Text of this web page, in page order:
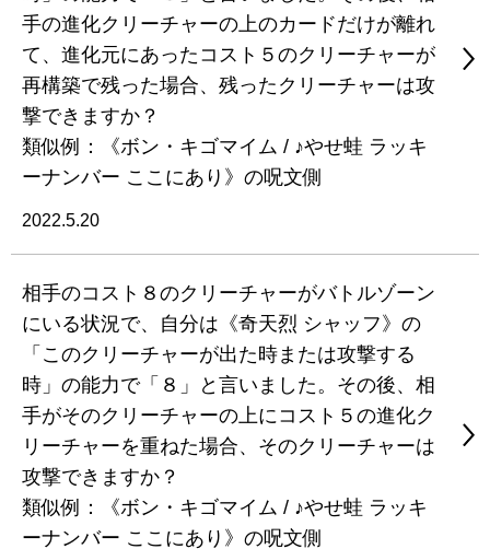
手の進化クリーチャーの上のカードだけが離れ
て、進化元にあったコスト５のクリーチャーが
再構築で残った場合、残ったクリーチャーは攻
撃できますか？
類似例：《ボン・キゴマイム / ♪やせ蛙 ラッキ
ーナンバー ここにあり》の呪文側
2022.5.20
相手のコスト８のクリーチャーがバトルゾーン
にいる状況で、自分は《奇天烈 シャッフ》の
「このクリーチャーが出た時または攻撃する
時」の能力で「８」と言いました。その後、相
手がそのクリーチャーの上にコスト５の進化ク
リーチャーを重ねた場合、そのクリーチャーは
攻撃できますか？
類似例：《ボン・キゴマイム / ♪やせ蛙 ラッキ
ーナンバー ここにあり》の呪文側